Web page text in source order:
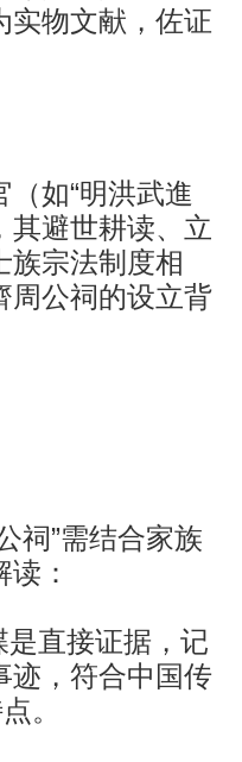
实物文献，佐证
如“明洪武進
其避世耕读、立
族宗法制度相
周公祠的设立背
祠”需结合家族
：
直接证据，记
迹，符合中国传
。